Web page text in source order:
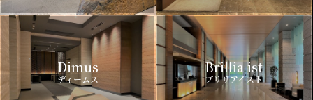
Dimus
ディームス
Brillia ist
ブリリアイスト